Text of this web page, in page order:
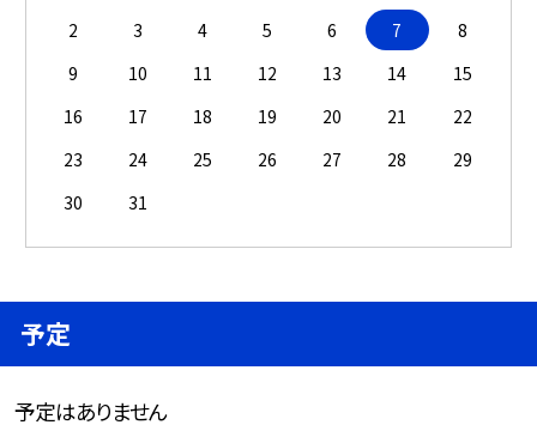
2
3 4 5 6 7
8
9
10 11 12 13 14
15
16
17 18 19 20 21
22
23
24 25 26 27 28
29
30
31
予定
予定はありません